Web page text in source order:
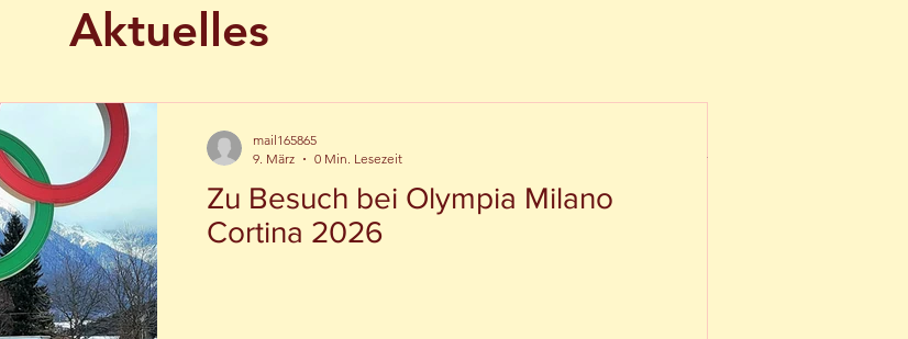
Aktuelles
Zu Besuch bei Olympia Milano
Cortina 2026
mail165865
9. März
0 Min. Lesezeit